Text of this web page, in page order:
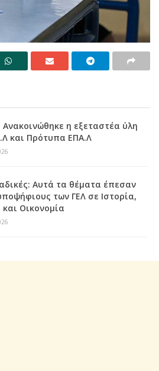
Ανακοινώθηκε η εξεταστέα ύλη
και Πρότυπα ΕΠΑ.Λ
Αυτά τα θέματα έπεσαν
των ΓΕΛ σε Ιστορία,
Οικονομία